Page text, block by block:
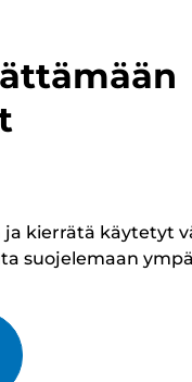
kierrätä käytetyt
suojelemaan